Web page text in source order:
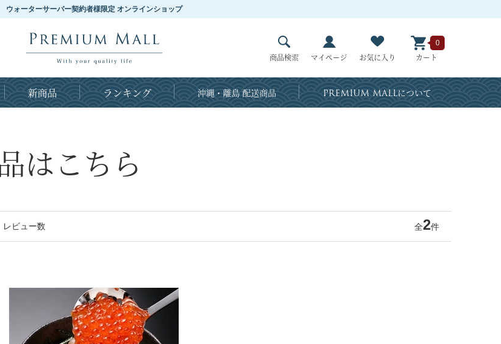
ウォーターサーバー契約者様限定 オンラインショップ
商品検索 マイページ お気に入り カート
0
新商品 ランキング 沖縄・離島 配送商品 PREMIUM MALLについて
はこちら
レビュー数 全2件